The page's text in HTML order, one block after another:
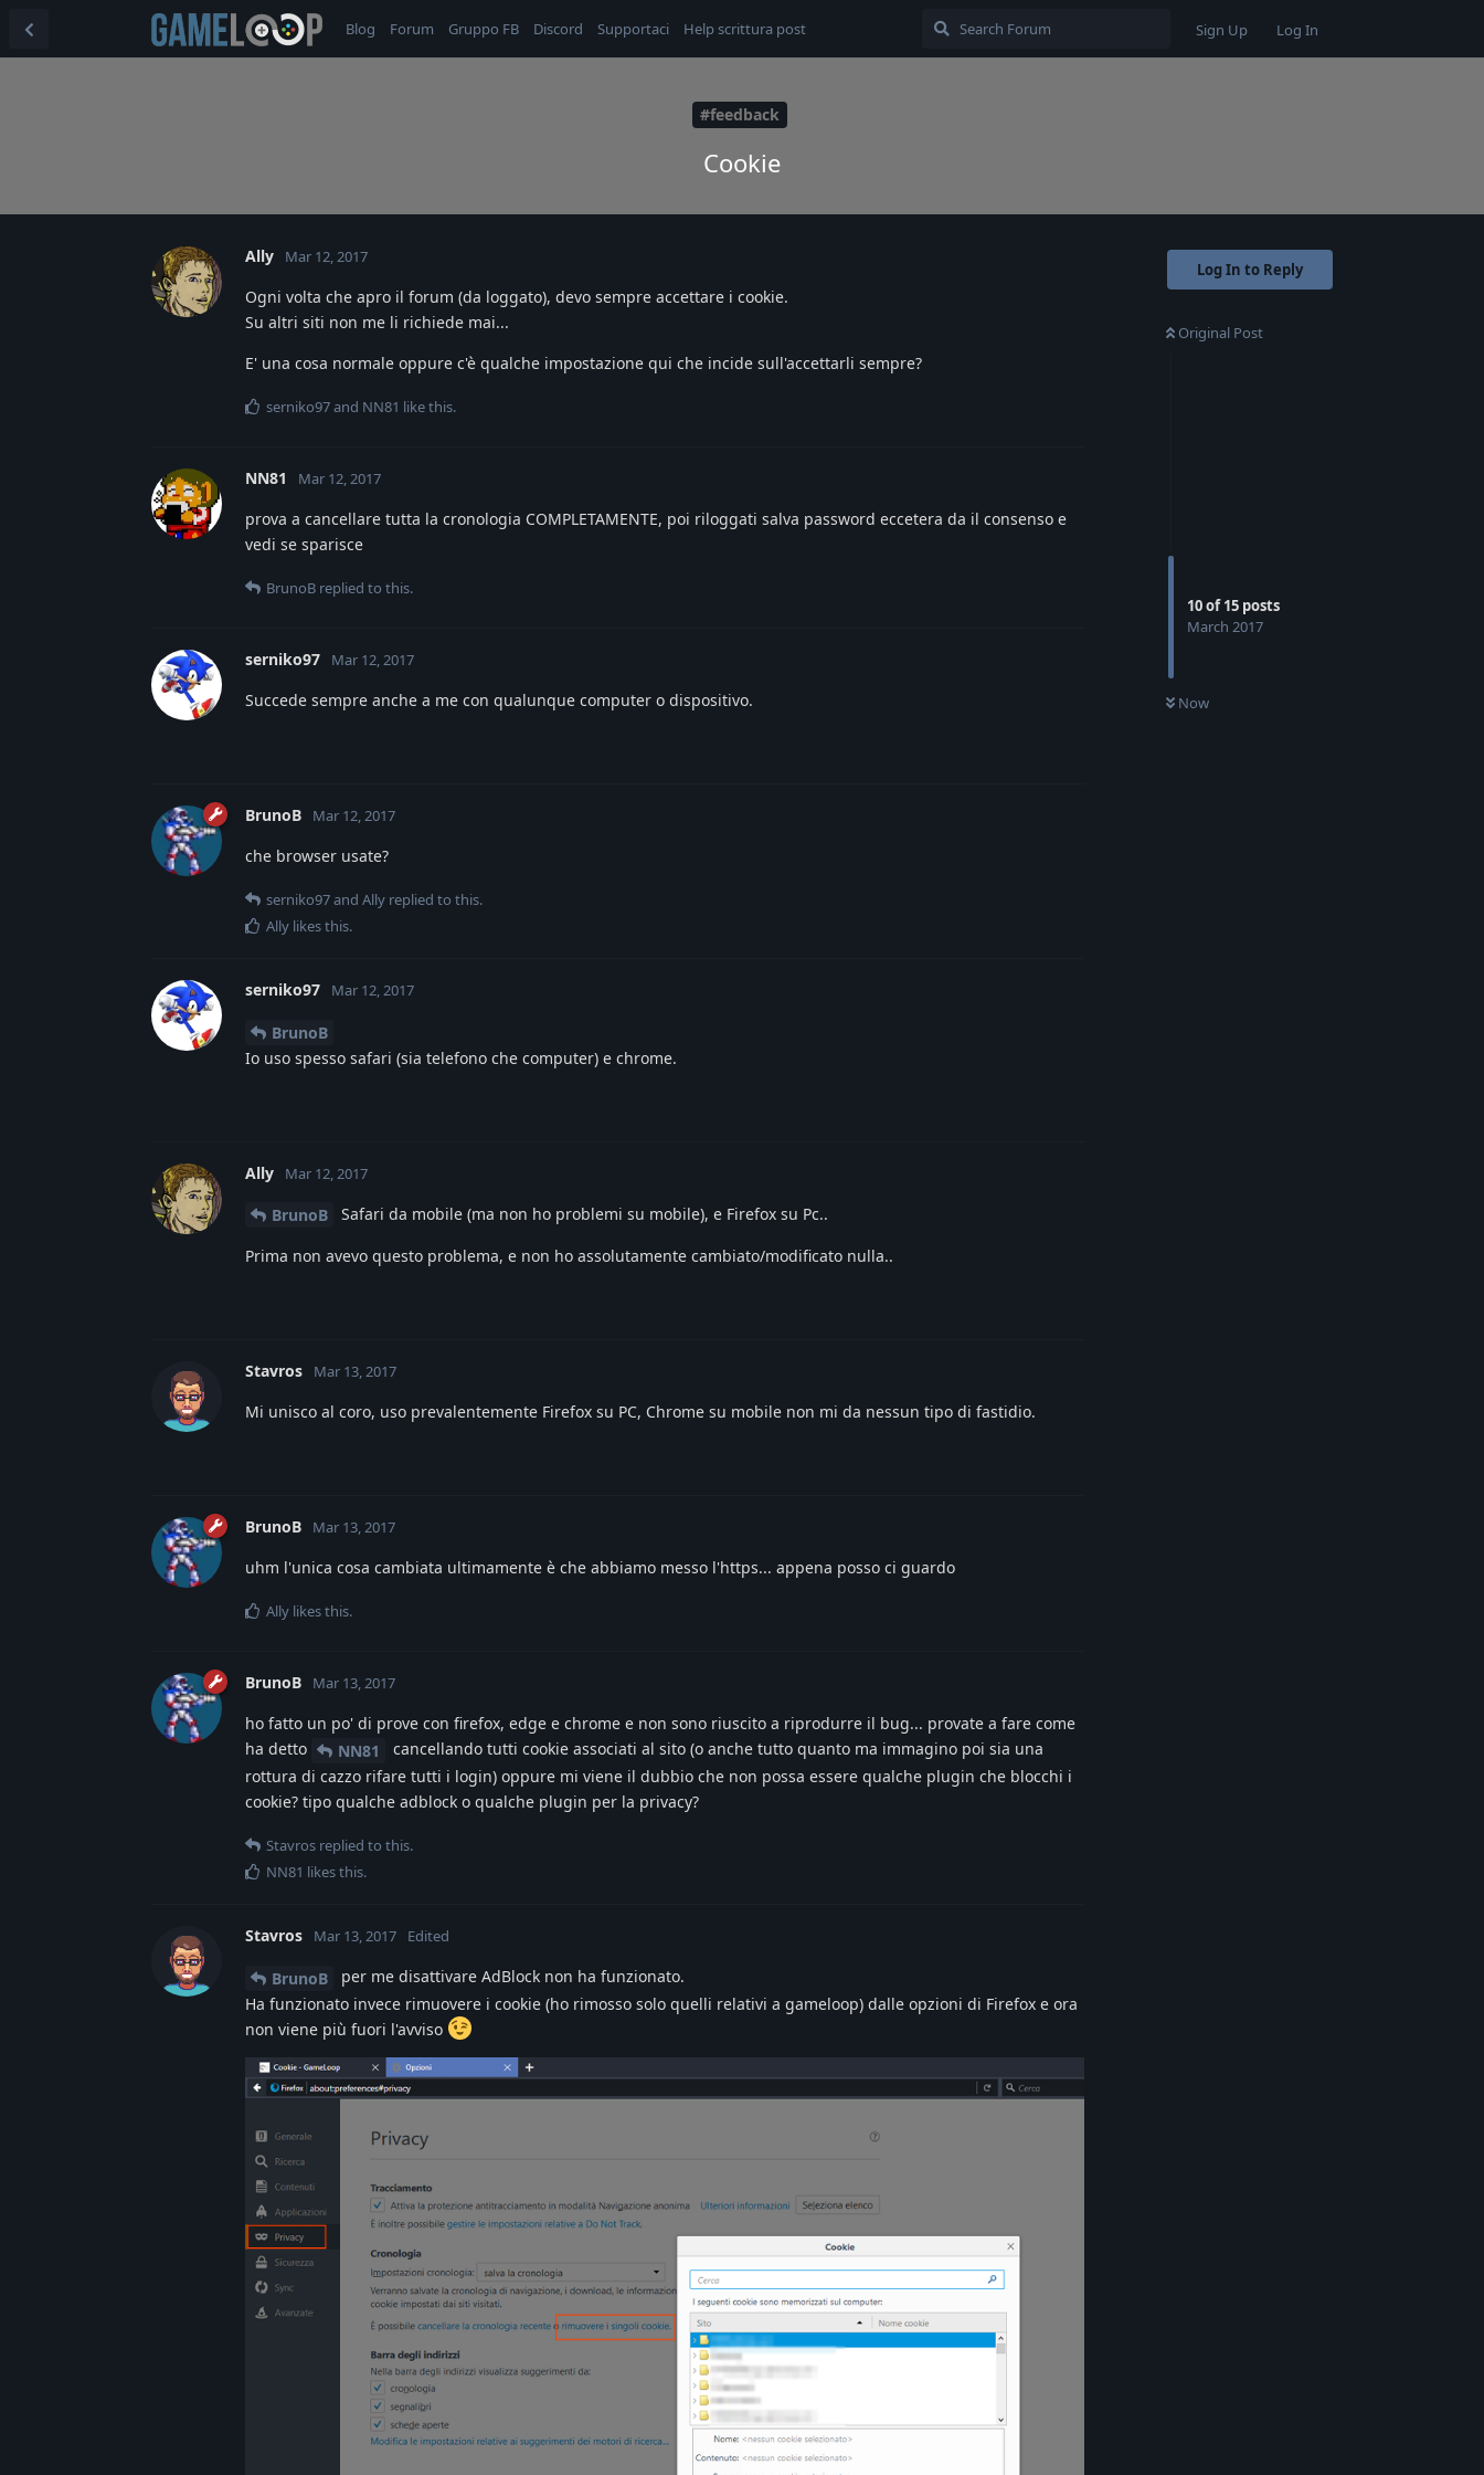
Blog Forum Gruppo FB Discord Supportaci Help scrittura post Sign Up Log In
#feedback
Cookie
Log In to Reply
Original Post
10of15 posts
March 2017
Now
Ally Mar 12, 2017
Ogni volta che apro il forum (da loggato), devo sempre accettare i cookie.
Su altri siti non me li richiede mai...
E' una cosa normale oppure c'è qualche impostazione qui che incide sull'accettarli sempre?
serniko97and NN81 like this.
NN81 Mar 12, 2017
prova a cancellare tutta la cronologia COMPLETAMENTE, poi riloggati salva password eccetera da il consenso e
vedi se sparisce
BrunoB replied to this.
serniko97 Mar 12, 2017
Succede sempre anche a me con qualunque computer o dispositivo.
BrunoB Mar 12, 2017
che browser usate?
serniko97and Ally replied to this.
Ally likes this.
serniko97 Mar 12, 2017
BrunoB
Io uso spesso safari (sia telefono che computer) e chrome.
Ally Mar 12, 2017
BrunoB Safari da mobile (ma non ho problemi su mobile), e Firefox su Pc..
Prima non avevo questo problema, e non ho assolutamente cambiato/modificato nulla..
Stavros Mar 13, 2017
Mi unisco al coro, uso prevalentemente Firefox su PC, Chrome su mobile non mi da nessun tipo di fastidio.
BrunoB Mar 13, 2017
uhm l'unica cosa cambiata ultimamente è che abbiamo messo l'https... appena posso ci guardo
Ally likes this.
BrunoB Mar 13, 2017
ho fatto un po' di prove con firefox, edge e chrome e non sono riuscito a riprodurre il bug... provate a fare come
ha detto
NN81
cancellando tutti cookie associati al sito (o anche tutto quanto ma immagino poi sia una
rottura di cazzo rifare tutti i login) oppure mi viene il dubbio che non possa essere qualche plugin che blocchi i
cookie? tipo qualche adblock o qualche plugin per la privacy?
Stavros replied to this.
NN81 likes this.
Stavros Mar 13, 2017 Edited
BrunoB
per me disattivare AdBlock non ha funzionato.
Ha funzionato invece rimuovere i cookie (ho rimosso solo quelli relativi a gameloop) dalle opzioni di Firefox e ora
non viene più fuori l'avviso